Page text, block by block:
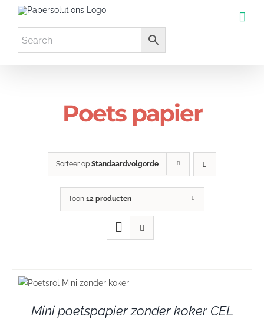
inhoud
Poets papier
Sorteer op Standaardvolgorde
Toon 12 producten
Mini poetspapier zonder koker CEL